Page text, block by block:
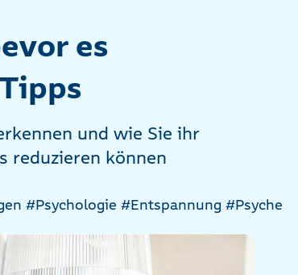
es
und wie Sie ihr
reduzieren können
#Psychologie #Entspannung #Psyche